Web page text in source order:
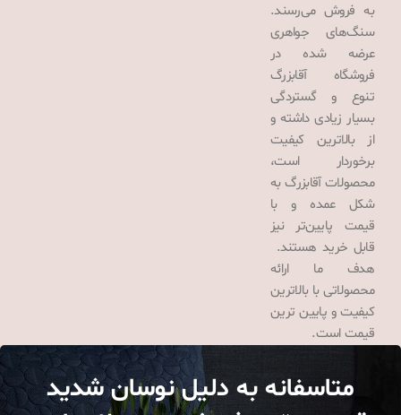
به فروش می‌رسند.
سنگ‌های جواهری
عرضه شده در
فروشگاه آقابزرگ
تنوع و گستردگی
بسیار زیادی داشته و
از بالاترین کیفیت
برخوردار است،
محصولات آقابزرگ به
شکل عمده و با
قیمت پایین‌تر نیز
قابل خرید هستند.
هدف ما ارائه
محصولاتی با بالاترین
کیفیت و پایین ترین
قیمت است.
متاسفانه به دلیل نوسان شدید